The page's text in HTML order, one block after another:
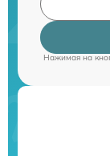
Нажимая на